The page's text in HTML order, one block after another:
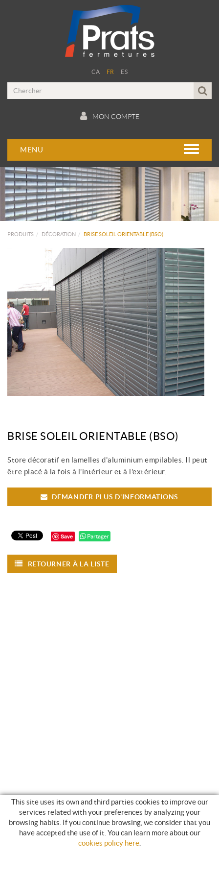
CA FR ES
MON COMPTE
MENU
PRODUITS DÉCORATION BRISE SOLEIL ORIENTABLE (BSO)
BRISE SOLEIL ORIENTABLE (BSO)
Store décoratif en lamelles d'aluminium empilables. Il peut
être placé à la fois à l'intérieur et à l'extérieur.
DEMANDER PLUS D'INFORMATIONS
Save Partager
RETOURNER À LA LISTE
NEWSLETTER
Abonnez-vous et nous vous enverrons des informations sur nos
This site uses its own and third parties cookies to improve our
services related with your preferences by analyzing your
browsing habits. If you continue browsing, we consider that you
have accepted the use of it. You can learn more about our
cookies policy here